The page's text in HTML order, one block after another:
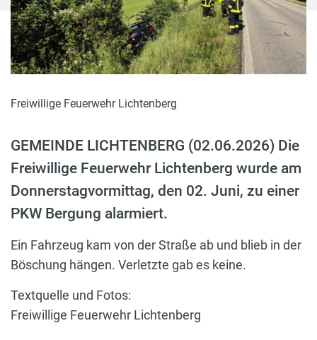
Freiwillige Feuerwehr Lichtenberg
GEMEINDE LICHTENBERG (02.06.2026) Die
Freiwillige Feuerwehr Lichtenberg wurde am
Donnerstagvormittag, den 02. Juni, zu einer
PKW Bergung alarmiert.
Ein Fahrzeug kam von der Straße ab und blieb in der
Böschung hängen. Verletzte gab es keine.
Textquelle und Fotos:
Freiwillige Feuerwehr Lichtenberg